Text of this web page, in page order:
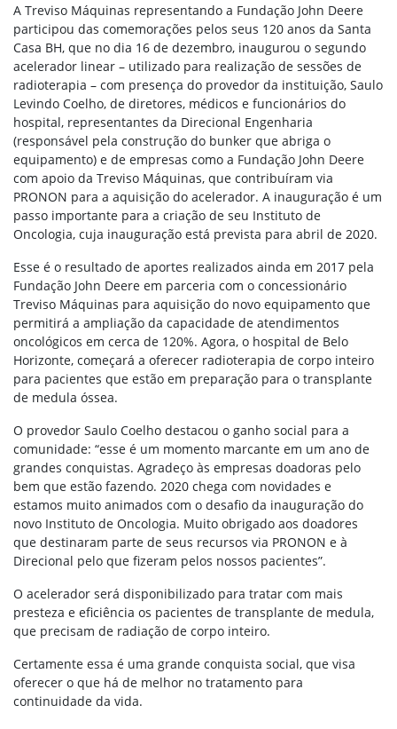
A Treviso Máquinas representando a Fundação John Deere
participou das comemorações pelos seus 120 anos da Santa
Casa BH, que no dia 16 de dezembro, inaugurou o segundo
acelerador linear – utilizado para realização de sessões de
radioterapia – com presença do provedor da instituição, Saulo
Levindo Coelho, de diretores, médicos e funcionários do
hospital, representantes da Direcional Engenharia
(responsável pela construção do bunker que abriga o
equipamento) e de empresas como a Fundação John Deere
com apoio da Treviso Máquinas, que contribuíram via
PRONON para a aquisição do acelerador. A inauguração é um
passo importante para a criação de seu Instituto de
Oncologia, cuja inauguração está prevista para abril de 2020.
Esse é o resultado de aportes realizados ainda em 2017 pela
Fundação John Deere em parceria com o concessionário
Treviso Máquinas para aquisição do novo equipamento que
permitirá a ampliação da capacidade de atendimentos
oncológicos em cerca de 120%. Agora, o hospital de Belo
Horizonte, começará a oferecer radioterapia de corpo inteiro
para pacientes que estão em preparação para o transplante
de medula óssea.
O provedor Saulo Coelho destacou o ganho social para a
comunidade: “esse é um momento marcante em um ano de
grandes conquistas. Agradeço às empresas doadoras pelo
bem que estão fazendo. 2020 chega com novidades e
estamos muito animados com o desafio da inauguração do
novo Instituto de Oncologia. Muito obrigado aos doadores
que destinaram parte de seus recursos via PRONON e à
Direcional pelo que fizeram pelos nossos pacientes”.
O acelerador será disponibilizado para tratar com mais
presteza e eficiência os pacientes de transplante de medula,
que precisam de radiação de corpo inteiro.
Certamente essa é uma grande conquista social, que visa
oferecer o que há de melhor no tratamento para
continuidade da vida.